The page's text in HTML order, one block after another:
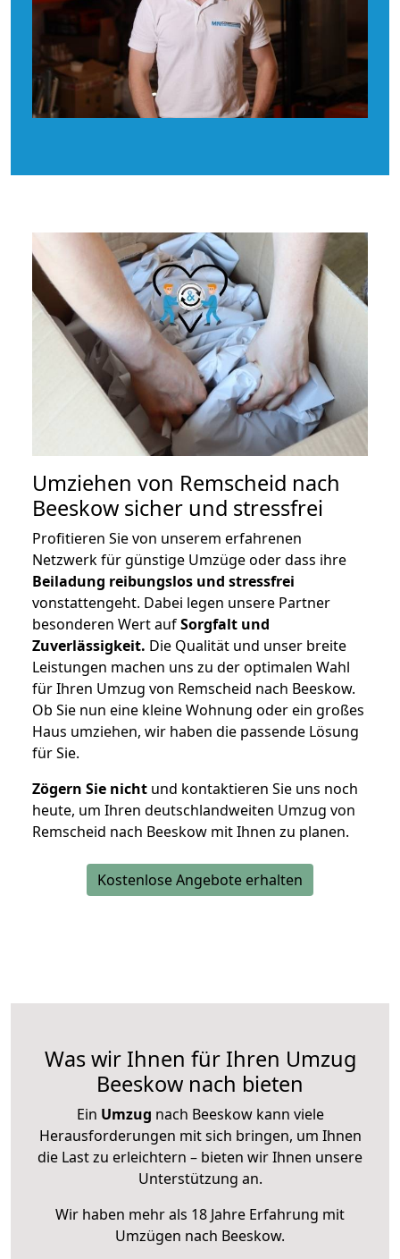
Umziehen von Remscheid nach
Beeskow sicher und stressfrei
Profitieren Sie von unserem erfahrenen
Netzwerk für günstige Umzüge oder dass ihre
Beiladung reibungslos und stressfrei
vonstattengeht. Dabei legen unsere Partner
besonderen Wert aufSorgfalt und
Zuverlässigkeit. Die Qualität und unser breite
Leistungen machen uns zu der optimalen Wahl
für Ihren Umzug von Remscheid nach Beeskow.
Ob Sie nun eine kleine Wohnung oder ein großes
Haus umziehen, wir haben die passende Lösung
für Sie.
Zögern Sie nicht und kontaktieren Sie uns noch
heute, um Ihren deutschlandweiten Umzug von
Remscheid nach Beeskow mit Ihnen zu planen.
Kostenlose Angebote erhalten
Was wir Ihnen für Ihren Umzug
Beeskow nach bieten
Ein Umzug nach Beeskow kann viele
Herausforderungen mit sich bringen, um Ihnen
die Last zu erleichtern – bieten wir Ihnen unsere
Unterstützung an.
Wir haben mehr als 18 Jahre Erfahrung mit
Umzügen nach Beeskow.